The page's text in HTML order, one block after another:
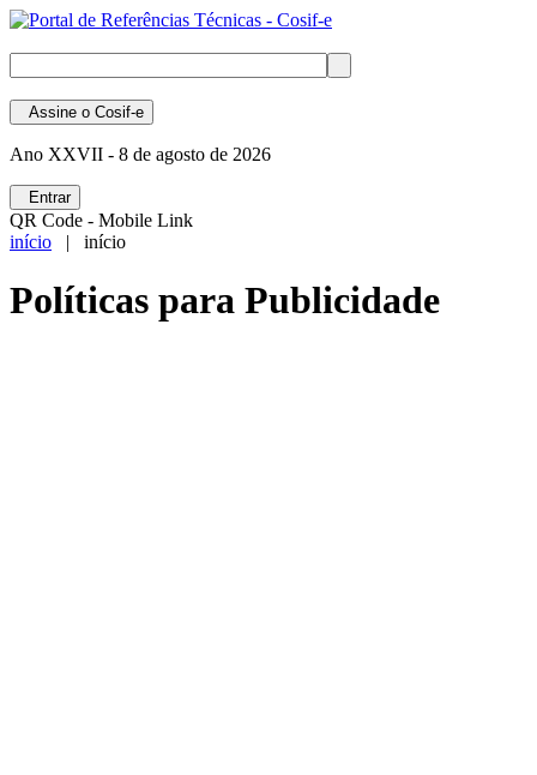
Assine o Cosif-e
Ano XXVII - 8 de agosto de 2026
Entrar
QR Code - Mobile Link
início | início
Políticas para Publicidade